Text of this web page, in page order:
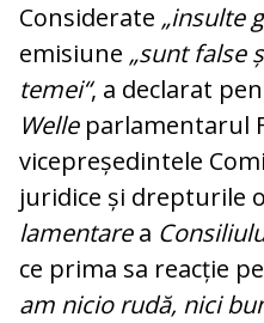
Con­si­de­ra­te „insulte
emi­siune „sunt false
temei“, a de­cla­rat
Welleparla­me­n­ta­rul
vicepreședintele
juridice și drepturile
lamentarea
ce prima sa reacție pe
am nicio rudă, nici